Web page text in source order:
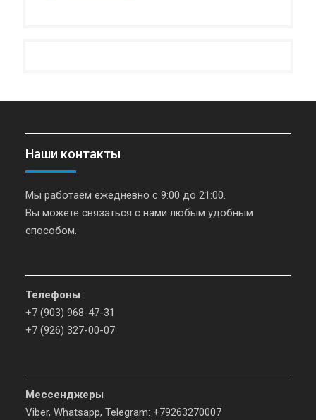
Наши контакты
Мы работаем ежедневно с 9:00 до 21:00.
Вы можете связаться с нами любым удобным
способом.
Телефоны
+7 (903) 968-47-31
+7 (926) 327-00-07
Мессенджеры
Viber, Whatsapp, Telegram: +79263270007